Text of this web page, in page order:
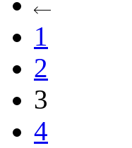
1
2
3
4